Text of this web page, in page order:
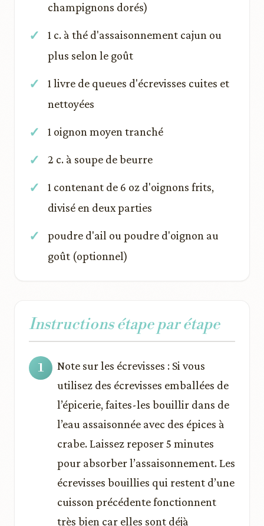
champignons dorés)
1 c. à thé d'assaisonnement cajun ou
plus selon le goût
1 livre de queues d'écrevisses cuites et
nettoyées
1 oignon moyen tranché
2 c. à soupe de beurre
1 contenant de 6 oz d'oignons frits,
divisé en deux parties
poudre d'ail ou poudre d'oignon au
goût (optionnel)
Instructions étape par étape
Note sur les écrevisses : Si vous
utilisez des écrevisses emballées de
l’épicerie, faites-les bouillir dans de
l’eau assaisonnée avec des épices à
crabe. Laissez reposer 5 minutes
pour absorber l’assaisonnement. Les
écrevisses bouillies qui restent d’une
cuisson précédente fonctionnent
très bien car elles sont déjà